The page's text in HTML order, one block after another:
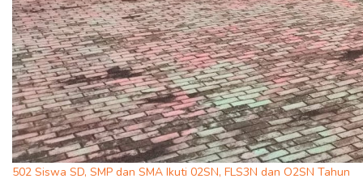
502 Siswa SD, SMP dan SMA Ikuti 02SN, FLS3N dan O2SN Tahun